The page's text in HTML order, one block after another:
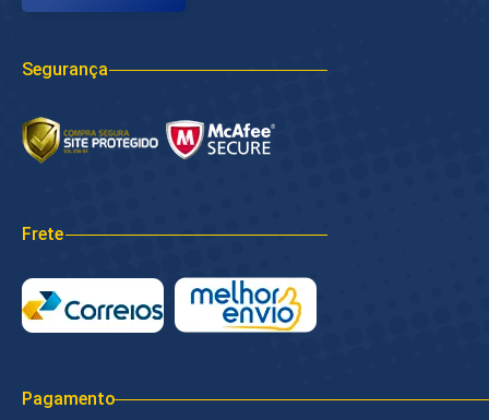
Segurança
Frete
Pagamento